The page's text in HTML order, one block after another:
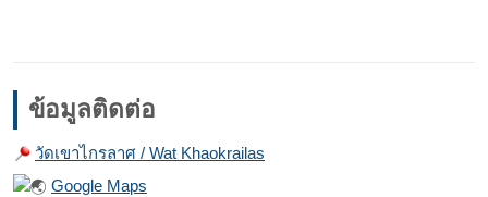
ข้อมูลติดต่อ
วัดเขาไกรลาศ / Wat Khaokrailas
Google Maps